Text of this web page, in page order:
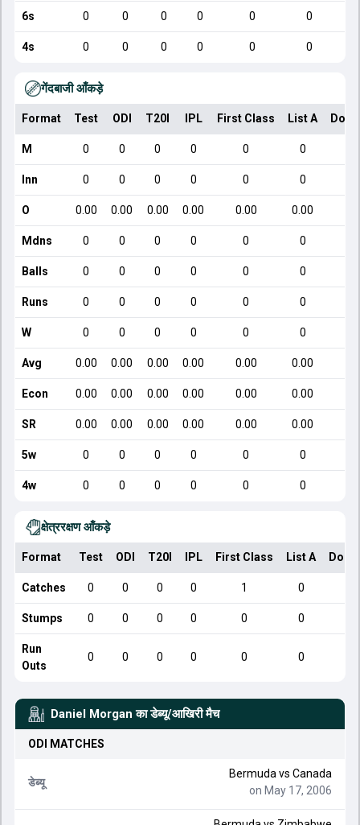
6s 0 0 0 0 0 0
4s 0 0 0 0 0 0
गेंदबाजी आँकड़े
Format Test ODI T20I IPL First Class List A
M 0 0 0 0 0 0
Inn 0 0 0 0 0 0
O 0.00 0.00 0.00 0.00 0.00 0.00
Mdns 0 0 0 0 0 0
Balls 0 0 0 0 0 0
Runs 0 0 0 0 0 0
W 0 0 0 0 0 0
Avg 0.00 0.00 0.00 0.00 0.00 0.00
Econ 0.00 0.00 0.00 0.00 0.00 0.00
SR 0.00 0.00 0.00 0.00 0.00 0.00
5w 0 0 0 0 0 0
4w 0 0 0 0 0 0
क्षेत्ररक्षण आँकड़े
Format Test ODI T20I IPL First Class List A
Catches 0 0 0 0 1 0
Stumps 0 0 0 0 0 0
Run
Outs
0 0 0 0 0 0
Daniel Morgan का डेब्यू/आखिरी मैच
ODI MATCHES
डेब्यू
Bermuda vs Canada
on May 17, 2006